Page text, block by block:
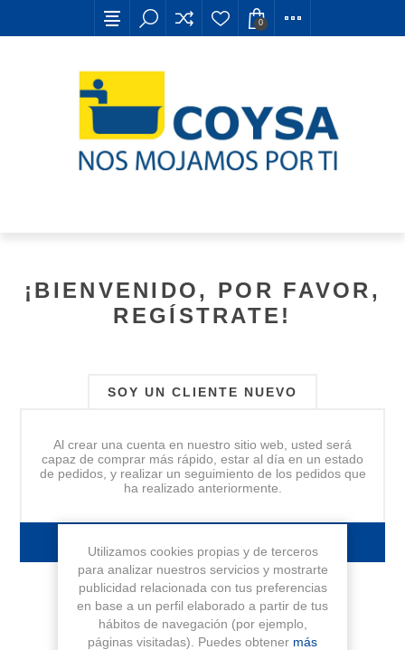
0
¡BIENVENIDO, POR FAVOR,
REGÍSTRATE!
SOY UN CLIENTE NUEVO
Al crear una cuenta en nuestro sitio web, usted será
capaz de comprar más rápido, estar al día en un estado
de pedidos, y realizar un seguimiento de los pedidos que
ha realizado anteriormente.
INICIAR SESIÓN
Utilizamos cookies propias y de terceros
para analizar nuestros servicios y mostrarte
publicidad relacionada con tus preferencias
en base a un perfil elaborado a partir de tus
hábitos de navegación (por ejemplo,
páginas visitadas). Puedes obtener más